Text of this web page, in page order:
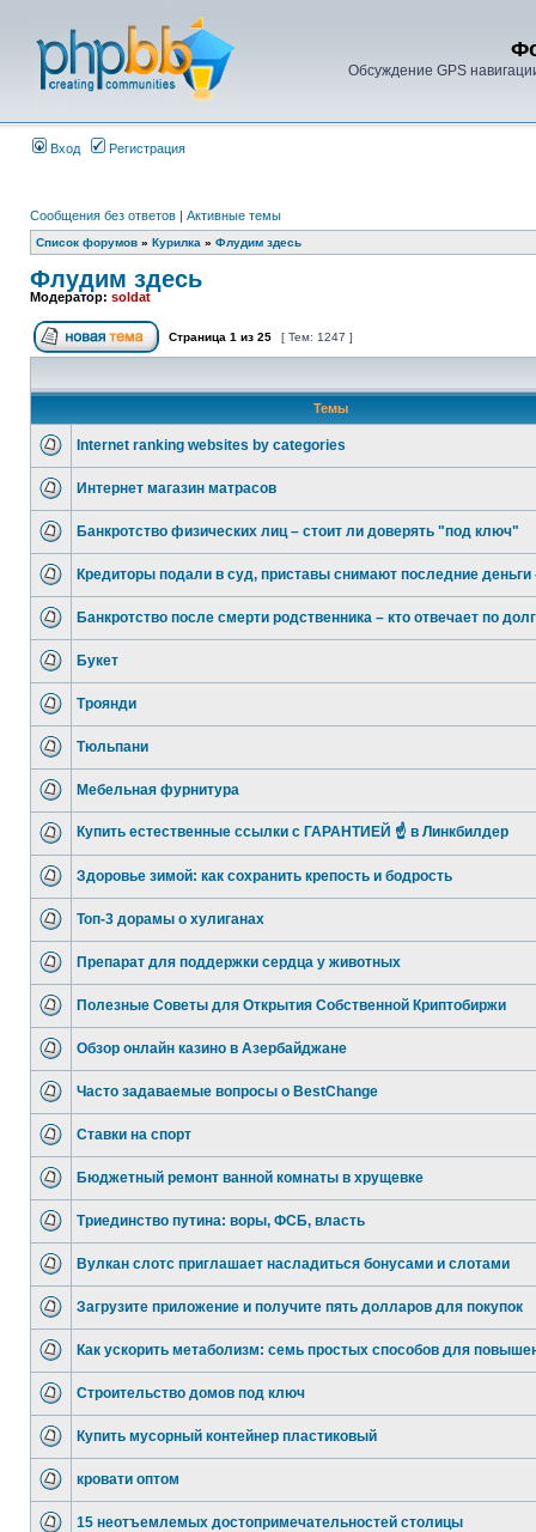
Обсуждение GPS
Вход Регистрация
Сообщения без ответов | Активные темы
Список форумов » Курилка » Флудим здесь
Флудим здесь
Модератор: soldat
Страница 1 из 25 [ Тем: 1247 ]
Темы
Internet ranking websites by categories
Интернет магазин матрасов
Банкротство физических лиц – стоит ли доверять "под ключ"
Кредиторы подали в суд, приставы снимают последние деньги
Банкротство после смерти родственника – кто отвечает по долг
Букет
Троянди
Тюльпани
Мебельная фурнитура
Купить естественные ссылки с ГАРАНТИЕЙ ☝ в Линкбилдер
Здоровье зимой: как сохранить крепость и бодрость
Топ-3 дорамы о хулиганах
Препарат для поддержки сердца у животных
Полезные Советы для Открытия Собственной Криптобиржи
Обзор онлайн казино в Азербайджане
Часто задаваемые вопросы о BestChange
Ставки на спорт
Бюджетный ремонт ванной комнаты в хрущевке
Триединство путина: воры, ФСБ, власть
Вулкан слотс приглашает насладиться бонусами и слотами
Загрузите приложение и получите пять долларов для покупок
Как ускорить метаболизм: семь простых способов для
Строительство домов под ключ
Купить мусорный контейнер пластиковый
кровати оптом
15 неотъемлемых достопримечательностей столицы